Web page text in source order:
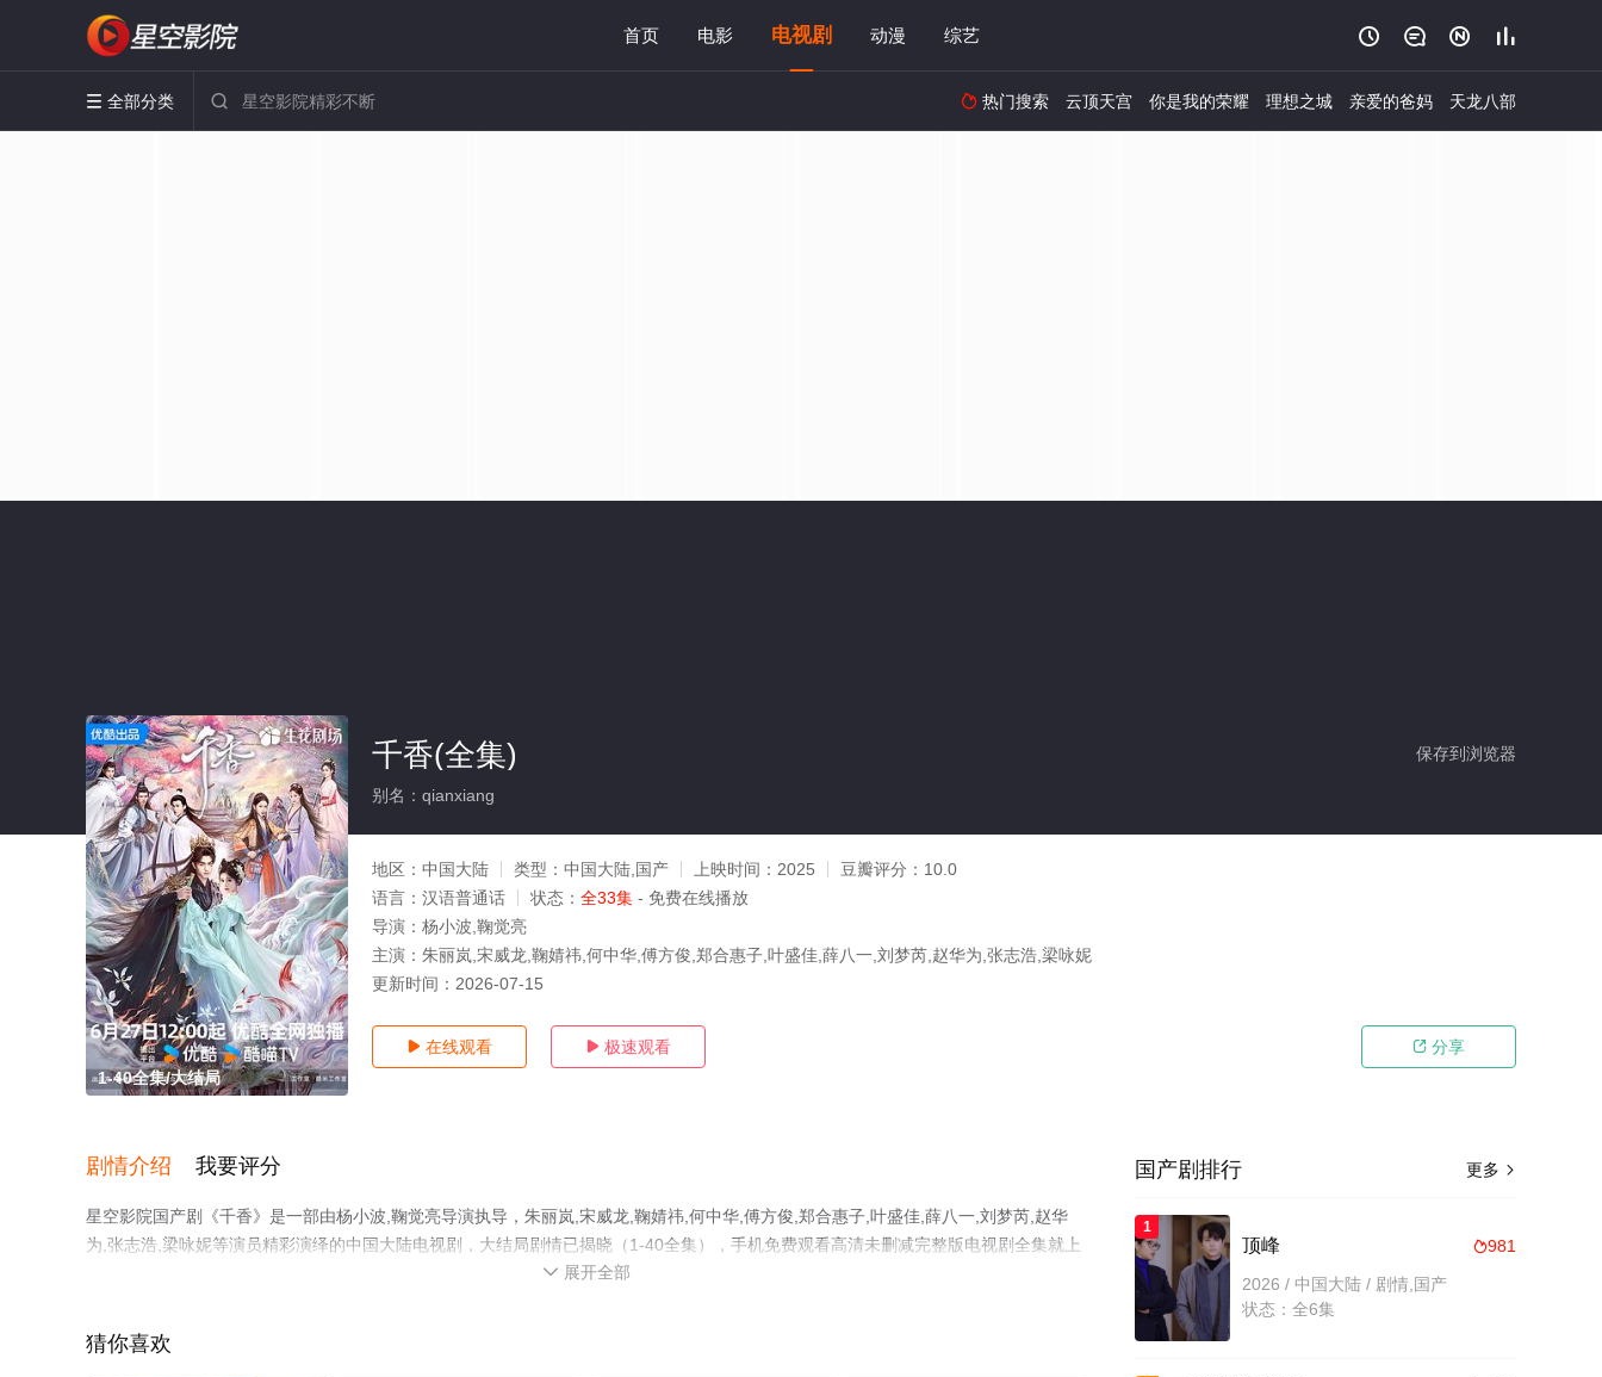
首页 电影 电视剧 动漫 综艺    
 全部分类   热门搜索 云顶天宫 你是我的荣耀 理想之城 亲爱的爸妈 天龙八部
1-40全集/大结局
保存到浏览器
千香(全集)
别名：qianxiang
地区： 中国大陆 类型： 中国大陆,国产 上映时间： 2025 豆瓣评分： 10.0
语言： 汉语普通话 状态： 全33集 - 免费在线播放
导演： 杨小波,鞠觉亮
主演： 朱丽岚,宋威龙,鞠婧祎,何中华,傅方俊,郑合惠子,叶盛佳,薛八一,刘梦芮,赵华为,张志浩,梁咏妮
更新时间： 2026-07-15
 在线观看  极速观看  分享
剧情介绍 我要评分
星空影院国产剧《千香》是一部由杨小波,鞠觉亮导演执导，朱丽岚,宋威龙,鞠婧祎,何中华,傅方俊,郑合惠子,叶盛佳,薛八一,刘梦芮,赵华
为,张志浩,梁咏妮等演员精彩演绎的中国大陆电视剧，大结局剧情已揭晓（1-40全集），手机免费观看高清未删减完整版电视剧全集就上
星空电影网，更多相关信息可移步至豆瓣电视剧、电视猫或剧情网等平台了解。
 展开全部
猜你喜欢
更多 
国产剧排行
1
981
顶峰
2026 / 中国大陆 / 剧情,国产
状态：全6集